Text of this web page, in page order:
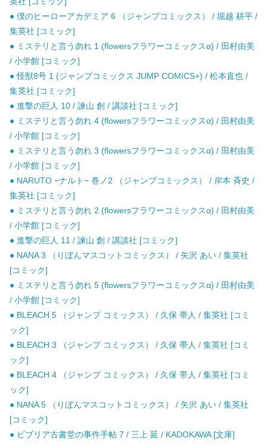
● 僕のヒーローアカデミア 6 （ジャンプコミックス） / 堀越 耕平 /
集英社 [コミック]
● ミステリと言う勿れ 1 (flowersフラワーコミックスα) / 田村由美
/ 小学館 [コミック]
● 怪獣8号 1 (ジャンプコミックス JUMP COMICS+) / 松本直也 /
集英社 [コミック]
● 進撃の巨人 10 / 諫山 創 / 講談社 [コミック]
● ミステリと言う勿れ 4 (flowersフラワーコミックスα) / 田村由美
/ 小学館 [コミック]
● ミステリと言う勿れ 3 (flowersフラワーコミックスα) / 田村由美
/ 小学館 [コミック]
● NARUTO −ナルト− 巻ノ2 （ジャンプコミックス） / 岸本 斉史 /
集英社 [コミック]
● ミステリと言う勿れ 2 (flowersフラワーコミックスα) / 田村由美
/ 小学館 [コミック]
● 進撃の巨人 11 / 諫山 創 / 講談社 [コミック]
● NANA 3 （りぼんマスコットコミックス） / 矢沢 あい / 集英社
[コミック]
● ミステリと言う勿れ 5 (flowersフラワーコミックスα) / 田村由美
/ 小学館 [コミック]
● BLEACH 5 （ジャンプ コミックス） / 久保 帯人 / 集英社 [コミ
ック]
● BLEACH 3 （ジャンプ コミックス） / 久保 帯人 / 集英社 [コミ
ック]
● BLEACH 4 （ジャンプ コミックス） / 久保 帯人 / 集英社 [コミ
ック]
● NANA 5 （りぼんマスコットコミックス） / 矢沢 あい / 集英社
[コミック]
● ビブリア古書堂の事件手帖 7 / 三上 延 / KADOKAWA [文庫]